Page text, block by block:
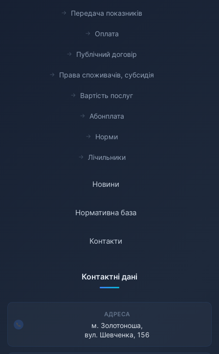
Передача показників
Оплата
Публічний договір
Права споживачів, субсидія
Вартість послуг
Абонплата
Норми
Лічильники
Новини
Нормативна база
Контакти
Контактні дані
АДРЕСА
м. Золотоноша,
вул. Шевченка, 156